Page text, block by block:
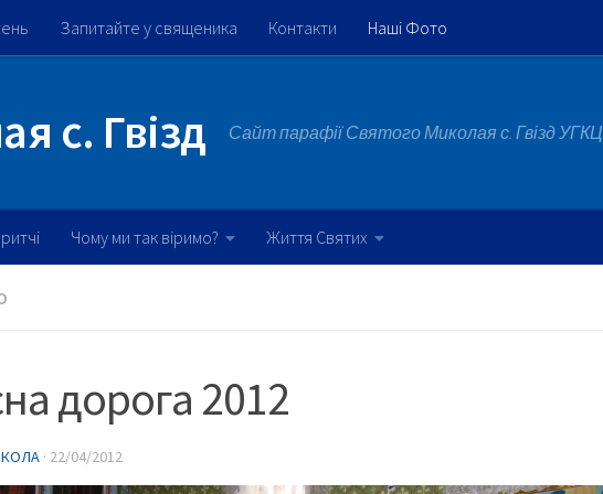
Запитайте у священика Контакти Наші Фото
с. Гвізд Сайт парафії Святого Миколая с. Гвізд УГКЦ
Чому ми так віримо? Життя Святих
дорога 2012
· 22/04/2012